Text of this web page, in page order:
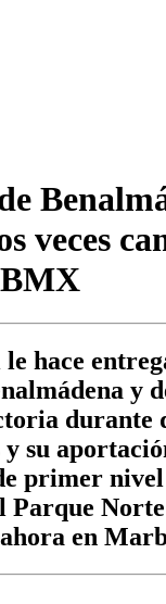
veces
hace
y
durante
su
primer nivel
Parque
en